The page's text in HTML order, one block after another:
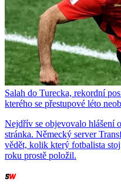
Salah do Turecka, rekordní
kterého se přestupové léto
Nejdřív se objevovalo hlášení
stránka. Německý server
vědět, kolik který fotbalista
roku prostě položil.